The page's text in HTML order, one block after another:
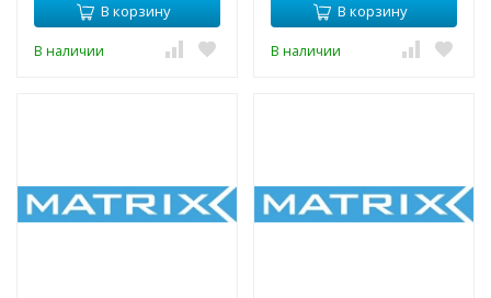
В корзину
В наличии
В корзину
В наличии